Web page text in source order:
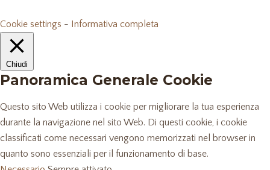
Cookie settings - Informativa completa
Chiudi
Panoramica Generale Cookie
Questo sito Web utilizza i cookie per migliorare la tua esperienza
durante la navigazione nel sito Web. Di questi cookie, i cookie
classificati come necessari vengono memorizzati nel browser in
quanto sono essenziali per il funzionamento di base.